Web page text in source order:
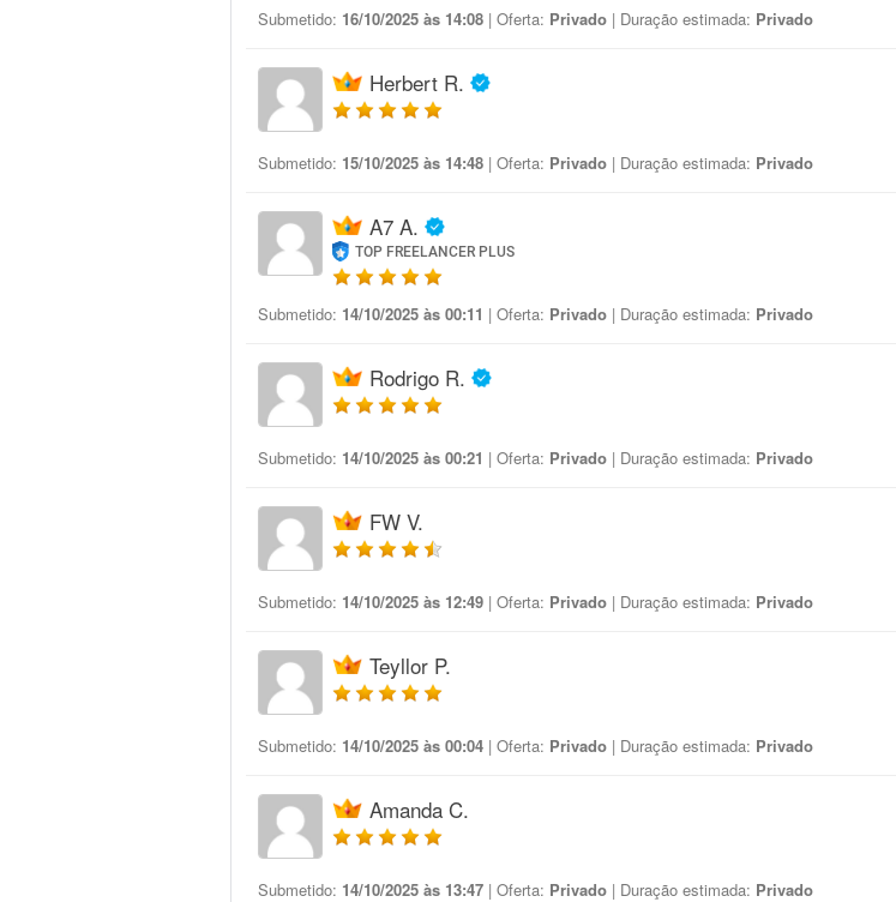
Submetido: 16/10/2025 às 14:08 | Oferta: Privado | Duração estimada: Privado
Herbert R.
Submetido: 15/10/2025 às 14:48 | Oferta: Privado | Duração estimada: Privado
A7 A.
TOP FREELANCER PLUS
Submetido: 14/10/2025 às 00:11 | Oferta: Privado | Duração estimada: Privado
Rodrigo R.
Submetido: 14/10/2025 às 00:21 | Oferta: Privado | Duração estimada: Privado
FW V.
Submetido: 14/10/2025 às 12:49 | Oferta: Privado | Duração estimada: Privado
Teyllor P.
Submetido: 14/10/2025 às 00:04 | Oferta: Privado | Duração estimada: Privado
Amanda C.
Submetido: 14/10/2025 às 13:47 | Oferta: Privado | Duração estimada: Privado